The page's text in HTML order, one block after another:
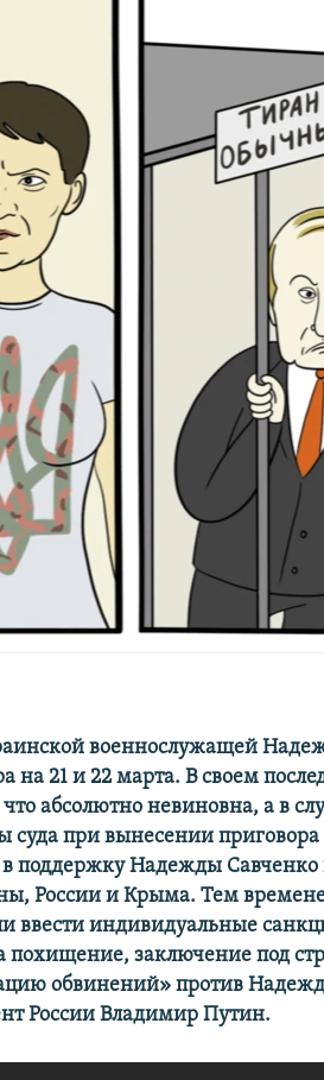
военнослужащей
на 21 и 22 марта. В своем
абсолютно невиновна, а в
суда при вынесении
в поддержку Надежды
России и Крыма. Тем
ввести индивидуальные
похищение, заключение под
обвинений» против
России Владимир Путин.